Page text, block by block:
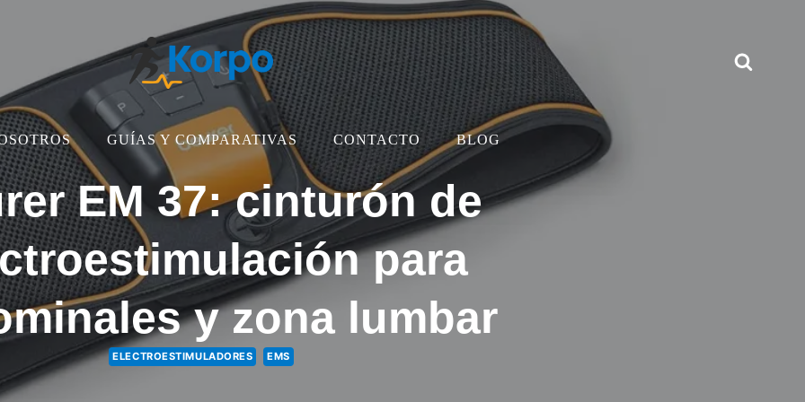
GUÍAS Y COMPARATIVAS CONTACTO BLOG
EM 37: cinturón de
para
y zona lumbar
ELECTROESTIMULADORES EMS